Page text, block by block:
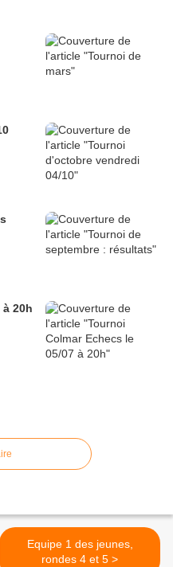
20h
Equipe 1 des jeunes,
rondes 4 et 5 >